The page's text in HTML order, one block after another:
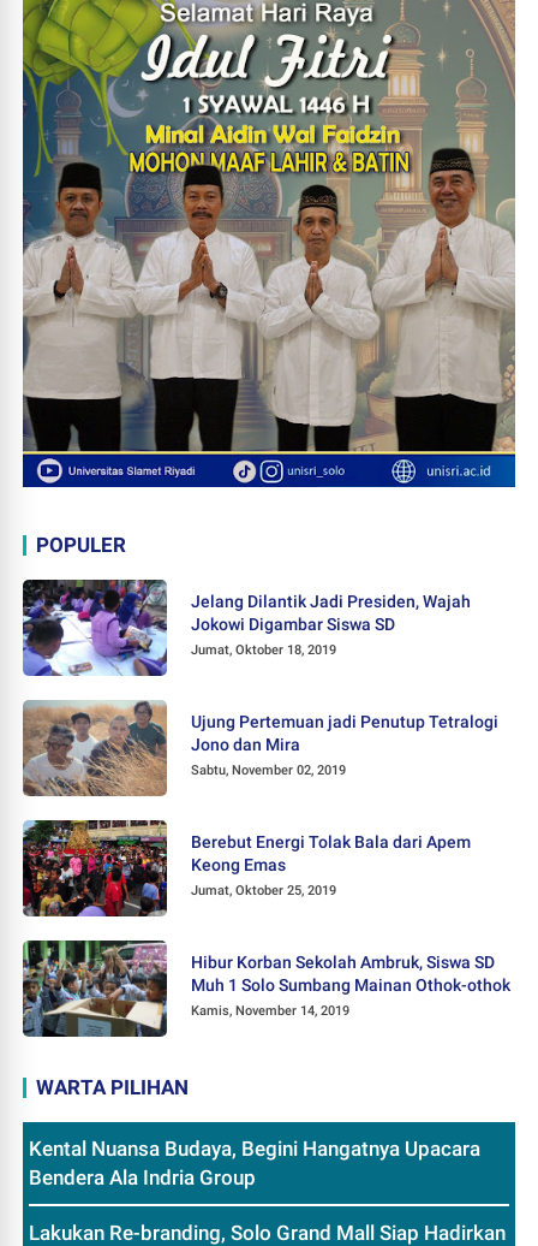
POPULER
Jelang Dilantik Jadi Presiden, Wajah
Jokowi Digambar Siswa SD
Jumat, Oktober 18, 2019
Ujung Pertemuan jadi Penutup Tetralogi
Jono dan Mira
Sabtu, November 02, 2019
Berebut Energi Tolak Bala dari Apem
Keong Emas
Jumat, Oktober 25, 2019
Hibur Korban Sekolah Ambruk, Siswa SD
Muh 1 Solo Sumbang Mainan Othok-othok
Kamis, November 14, 2019
WARTA PILIHAN
Kental Nuansa Budaya, Begini Hangatnya Upacara
Bendera Ala Indria Group
Lakukan Re-branding, Solo Grand Mall Siap Hadirkan